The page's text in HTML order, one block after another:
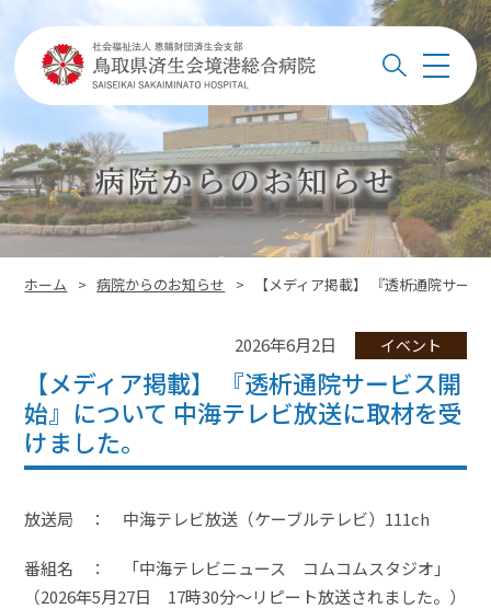
メ
ュ
ー
病院からのお知らせ
このページの位置:
ホーム > 病院からのお知らせ > 【メディア掲載】 『透析通院サー
2026年6月2日 イベント
【メディア掲載】 『透析通院サービス開
始』について 中海テレビ放送に取材を受
けました。
放送局 ： 中海テレビ放送（ケーブルテレビ）111ch
番組名 ： 「中海テレビニュース コムコムスタジオ」
（2026年5月27日 17時30分～リピート放送されました。）